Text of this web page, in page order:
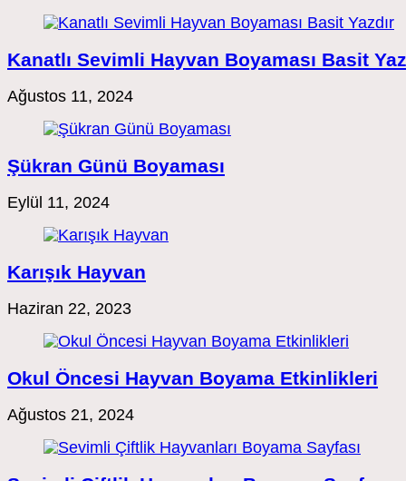
Kanatlı Sevimli Hayvan Boyaması Basit
Ağustos 11, 2024
Şükran Günü Boyaması
Eylül 11, 2024
Karışık Hayvan
Haziran 22, 2023
Okul Öncesi Hayvan Boyama Etkinlikleri
Ağustos 21, 2024